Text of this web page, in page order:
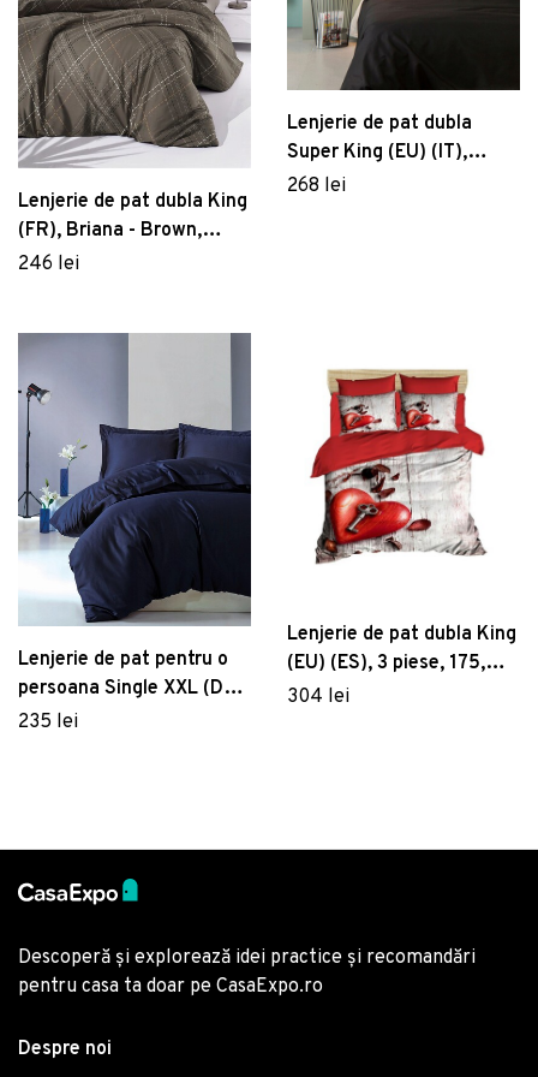
Lenjerie de pat dubla King
(FR), Briana - Brown,
Victoria, Bumbac
246 lei
Lenjerie de pat dubla
Super King (EU) (IT),
Black, Patik, Bumbac
268 lei
Lenjerie de pat pentru o
persoana Single XXL (DE),
Elegant - Dark Blue,
235 lei
Lenjerie de pat dubla King
(EU) (ES), 3 piese, 175,
Pearl Home, Poliester
304 lei
Descoperă și explorează idei practice și recomandări
pentru casa ta doar pe CasaExpo.ro
Despre noi